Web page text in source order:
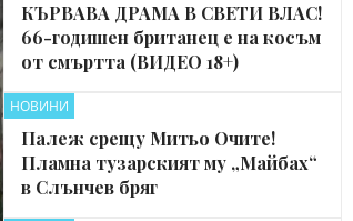
КЪРВАВА ДРАМА В СВЕТИ ВЛАС!
66-годишен британец е на косъм
от смъртта (ВИДЕО 18+)
НОВИНИ
Палеж срещу Митьо Очите!
Пламна тузарският му „Майбах“
в Слънчев бряг